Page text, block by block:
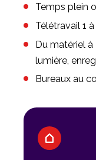
Temps plein
Télétravail 1
Du matériel à
lumière,
Bureaux au